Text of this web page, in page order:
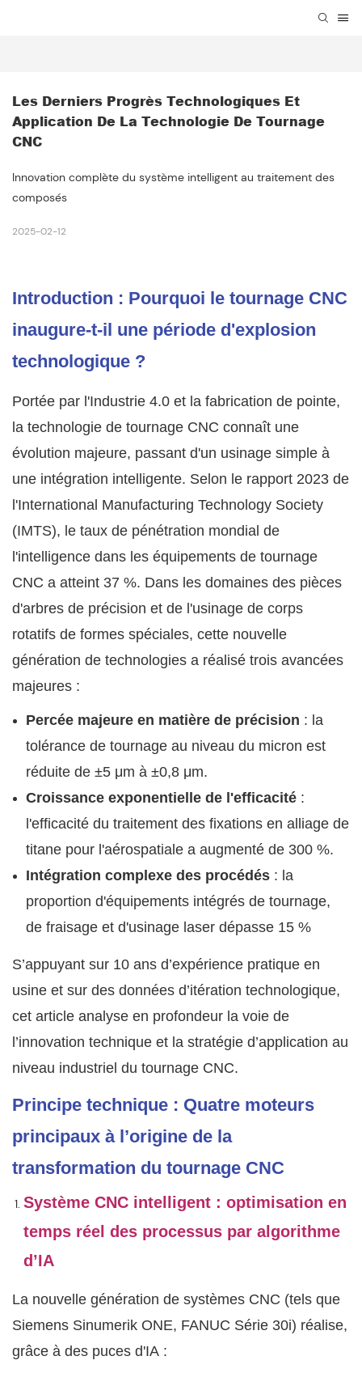
Les Derniers Progrès Technologiques Et
Application De La Technologie De Tournage
CNC
Innovation complète du système intelligent au traitement des
composés
2025-02-12
Introduction : Pourquoi le tournage CNC
inaugure-t-il une période d'explosion
technologique ?
Portée par l'Industrie 4.0 et la fabrication de pointe,
la technologie de tournage CNC connaît une
évolution majeure, passant d'un usinage simple à
une intégration intelligente. Selon le rapport 2023 de
l'International Manufacturing Technology Society
(IMTS), le taux de pénétration mondial de
l'intelligence dans les équipements de tournage
CNC a atteint 37 %. Dans les domaines des pièces
d'arbres de précision et de l'usinage de corps
rotatifs de formes spéciales, cette nouvelle
génération de technologies a réalisé trois avancées
majeures :
Percée majeure en matière de précision : la
tolérance de tournage au niveau du micron est
réduite de ±5 μm à ±0,8 μm.
Croissance exponentielle de l'efficacité:
l'efficacité du traitement des fixations en alliage de
titane pour l'aérospatiale a augmenté de 300 %.
Intégration complexe des procédés: la
proportion d'équipements intégrés de tournage,
de fraisage et d'usinage laser dépasse 15 %
S’appuyant sur 10 ans d’expérience pratique en
usine et sur des données d’itération technologique,
cet article analyse en profondeur la voie de
l’innovation technique et la stratégie d’application au
niveau industriel du tournage CNC.
Principe technique : Quatre moteurs
principaux à l’origine de la
transformation du tournage CNC
Système CNC intelligent : optimisation en
temps réel des processus par algorithme
d’IA
La nouvelle génération de systèmes CNC (tels que
Siemens Sinumerik ONE, FANUC Série 30i) réalise,
grâce à des puces d'IA :